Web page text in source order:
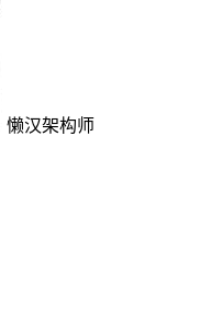
懒汉架构师